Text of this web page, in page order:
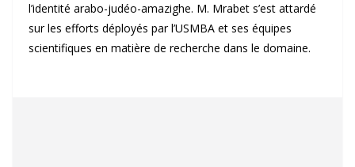
l’identité arabo-judéo-amazighe. M. Mrabet s’est attardé
sur les efforts déployés par l’USMBA et ses équipes
scientifiques en matière de recherche dans le domaine.